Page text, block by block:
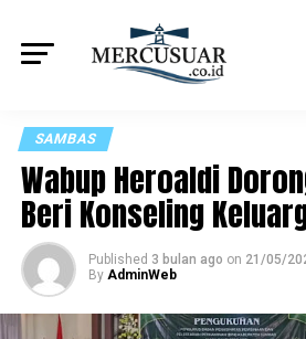
SAMBAS
Wabup Heroaldi
Beri Konseling
Published 3 bulan ago on 21/05/
By AdminWeb